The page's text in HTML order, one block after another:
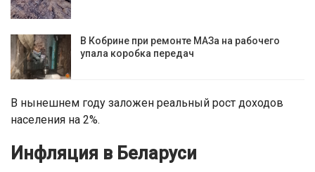
В Кобрине при ремонте МАЗа на рабочего
упала коробка передач
В нынешнем году заложен реальный рост доходов
населения на 2%.
Инфляция в Беларуси